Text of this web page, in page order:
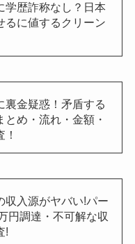
学歴詐称なし？日本
るに値するクリーン
裏金疑惑！矛盾する
とめ・流れ・金額・
収入源がヤバい!パー
円調達・不可解な収
!